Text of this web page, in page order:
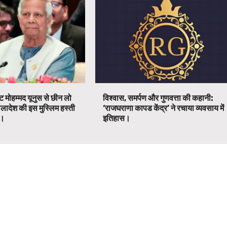
यूनुस से छीन लो
की इस मुस्लिम हस्ती
विश्वास, समर्पण और गुणवत्ता की कहानी:
‘राजघराणा कापड केंद्र’ ने रचाया व्यवसाय में
इतिहास।